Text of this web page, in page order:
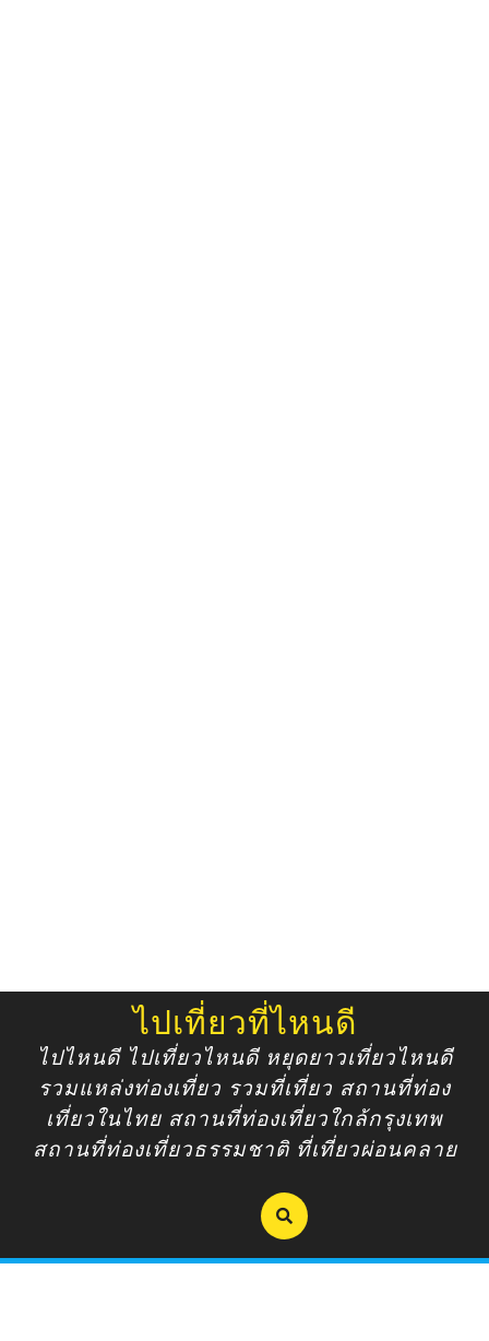
content
ไปเที่ยวที่ไหนดี
ไปไหนดี ไปเที่ยวไหนดี หยุดยาวเที่ยวไหนดี
รวมแหล่งท่องเที่ยว รวมที่เที่ยว สถานที่ท่อง
เที่ยวในไทย สถานที่ท่องเที่ยวใกล้กรุงเทพ
สถานที่ท่องเที่ยวธรรมชาติ ที่เที่ยวผ่อนคลาย